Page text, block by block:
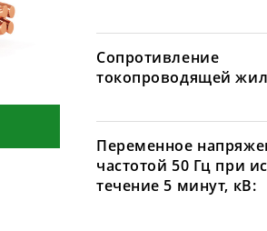
Сопротивление
токопроводящей
Переменное
частотой 50 Гц при
течение 5 минут, кВ: